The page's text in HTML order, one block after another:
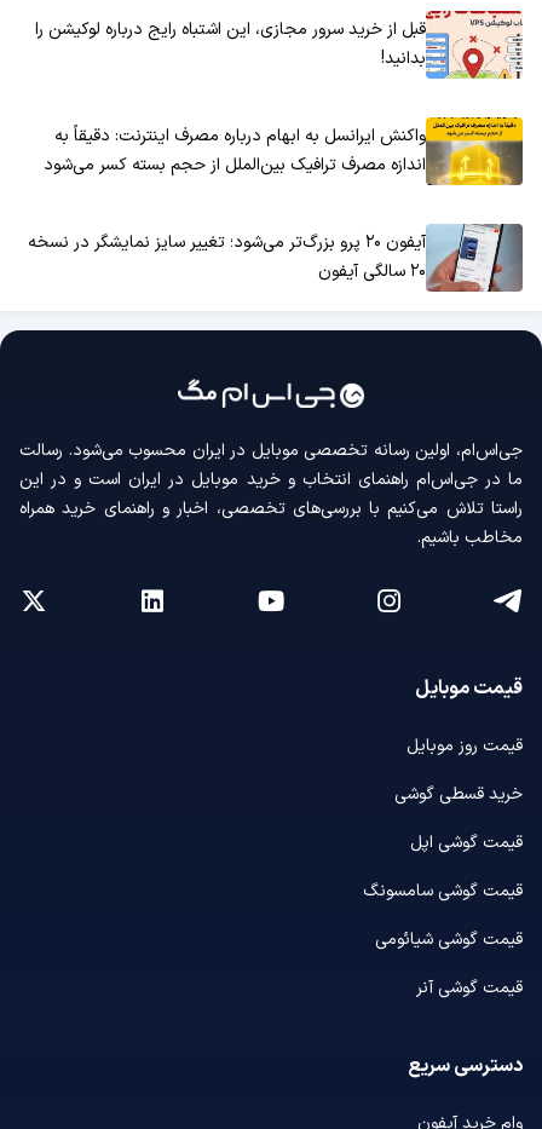
قبل از خرید سرور مجازی، این اشتباه رایج درباره لوکیشن را
بدانید!
واکنش ایرانسل به ابهام درباره مصرف اینترنت: دقیقاً به
اندازه مصرف ترافیک بین‌الملل از حجم بسته کسر می‌شود
آیفون ۲۰ پرو بزرگ‌تر می‌شود؛ تغییر سایز نمایشگر در نسخه
۲۰ سالگی آیفون
جی‌اس‌ام، اولین رسانه‌ تخصصی موبایل در ایران محسوب می‌شود. رسالت
ما در جی‌اس‌ام راهنمای انتخاب و خرید موبایل در ایران است و در این
راستا تلاش می‌کنیم با بررسی‌های تخصصی، اخبار و راهنمای خرید همراه
مخاطب باشیم.
قیمت موبایل
قیمت روز موبایل
خرید قسطی گوشی
قیمت گوشی اپل
قیمت گوشی سامسونگ
قیمت گوشی شیائومی
قیمت گوشی آنر
دسترسی سریع
وام خرید آیفون